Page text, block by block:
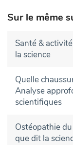
Sur le même
Santé &
la science
Quelle
Analyse
scientifiques
Ostéopathie
que dit la